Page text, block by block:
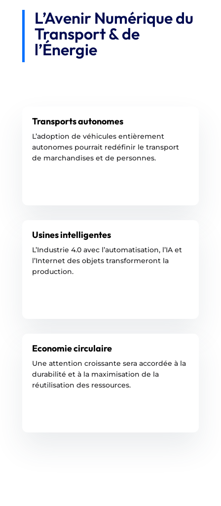
L’Avenir Numérique du
Transport & de
l’Énergie
Transports autonomes
L’adoption de véhicules entièrement
autonomes pourrait redéfinir le transport
de marchandises et de personnes.
Usines intelligentes
L’Industrie 4.0 avec l’automatisation, l’IA et
l’Internet des objets transformeront la
production.
Economie circulaire
Une attention croissante sera accordée à la
durabilité et à la maximisation de la
réutilisation des ressources.